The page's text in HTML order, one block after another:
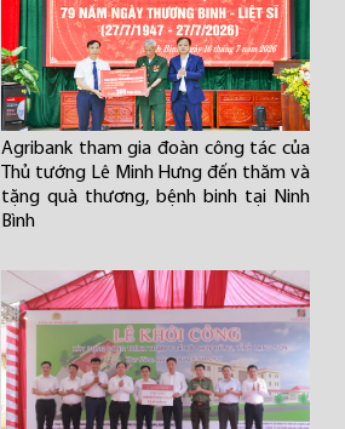
Agribank tham gia đoàn công tác của
Thủ tướng Lê Minh Hưng đến thăm và
tặng quà thương, bệnh binh tại Ninh
Bình